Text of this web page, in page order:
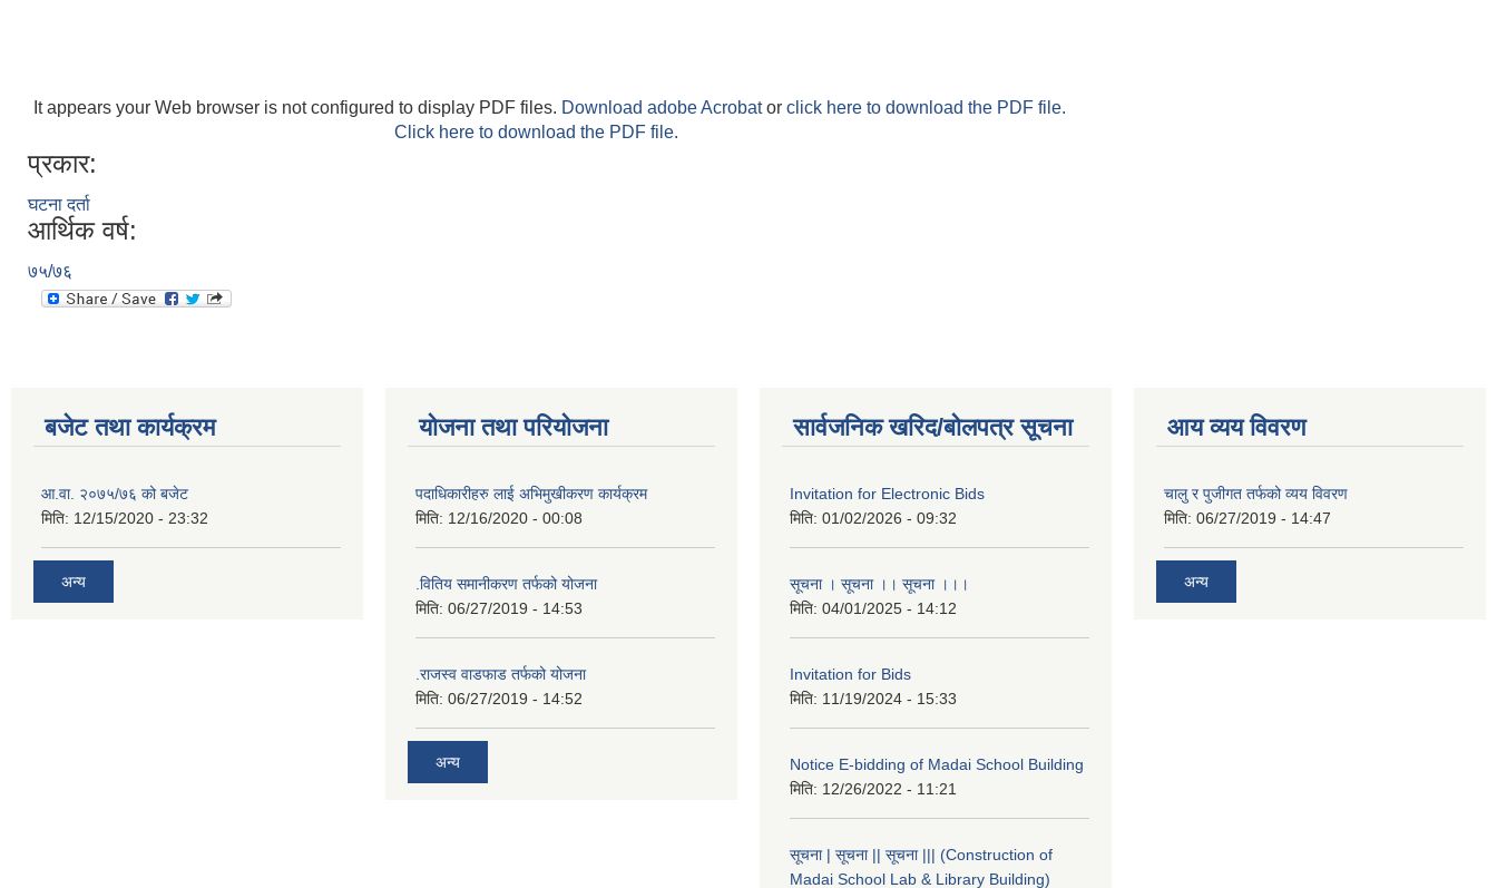
It appears your Web browser is not configured to display PDF files. Download adobe Acrobator click here to download the PDF file.
Click here to download the PDF file.
प्रकार:
घटना दर्ता
आर्थिक वर्ष:
७५/७६
बजेट तथा कार्यक्रम
आ.वा. २०७५/७६ को बजेट
मिति: 12/15/2020 - 23:32
अन्य
योजना तथा परियोजना
पदाधिकारीहरु लाई अभिमुखीकरण कार्यक्रम
मिति: 12/16/2020 - 00:08
.वितिय समानीकरण तर्फको योजना
मिति: 06/27/2019 - 14:53
.राजस्व वाडफाड तर्फको योजना
मिति: 06/27/2019 - 14:52
अन्य
सार्वजनिक खरिद/बोलपत्र सूचना
Invitation for Electronic Bids
मिति: 01/02/2026 - 09:32
सूचना । सूचना ।। सूचना ।।।
मिति: 04/01/2025 - 14:12
Invitation for Bids
मिति: 11/19/2024 - 15:33
Notice E-bidding of Madai School Building
मिति: 12/26/2022 - 11:21
सूचना | सूचना || सूचना ||| (Construction of
Madai School Lab & Library Building)
आय व्यय विवरण
चालु र पुजीगत तर्फको व्यय विवरण
मिति: 06/27/2019 - 14:47
अन्य